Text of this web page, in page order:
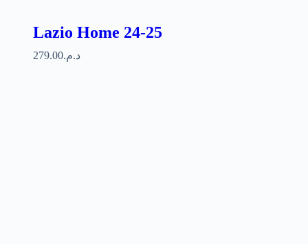
Lazio Home 24-25
د.م.279.00